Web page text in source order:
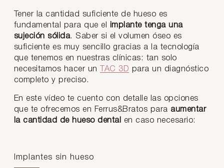
Tener la cantidad suficiente de hueso es
fundamental para que el implante tenga una
sujeción sólida. Saber si el volumen óseo es
suficiente es muy sencillo gracias a la tecnología
que tenemos en nuestras clínicas: tan solo
necesitamos hacer un
TAC 3D para un diagnóstico
completo y preciso.
En este vídeo te cuento con detalle las opciones
que te ofrecemos en Ferrus&Bratos para aumentar
la cantidad de hueso dental en caso necesario:
Implantes sin hueso